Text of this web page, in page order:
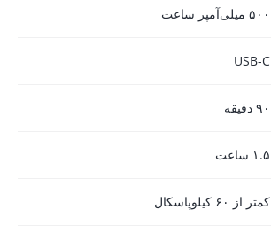
۵۰۰ میلی‌آمپر ساعت
USB-C
۹۰ دقیقه
۱.۵ ساعت
کمتر از ۶۰ کیلوپاسکال